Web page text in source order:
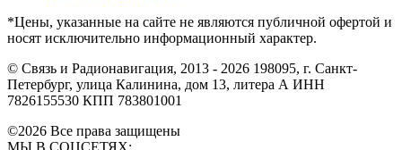
*Цены, указанные на сайте не являются публичной офертой и
носят исключительно информационный характер.
© Связь и Радионавигация, 2013 - 2026 198095, г. Санкт-
Петербург, улица Калинина, дом 13, литера А ИНН
7826155530 КПП 783801001
©2026 Все права защищены
МЫ В СОЦСЕТЯХ: